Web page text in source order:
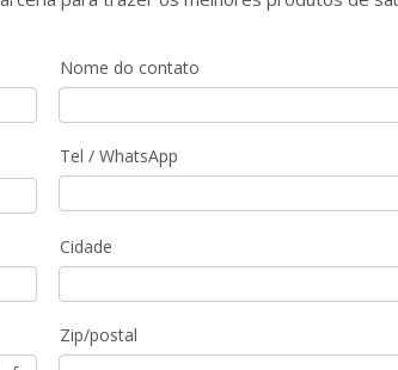
Nome do contato
Tel / WhatsApp
Cidade
Zip/postal